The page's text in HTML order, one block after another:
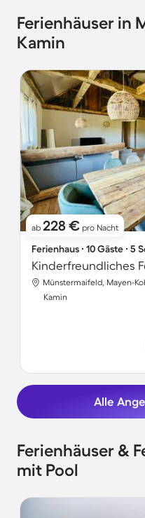
Ferienhäuser in
Kamin
ab 228 € pro Nacht
Ferienhaus ∙ 10 Gäste ∙ 5
Münstermaifeld, Mayen-
Kamin
Alle
Ferienhäuser &
mit Pool